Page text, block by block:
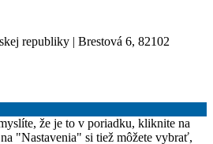
republiky | Brestová 6, 82102
že je to v poriadku, kliknite na
"Nastavenia" si tiež môžete vybrať,